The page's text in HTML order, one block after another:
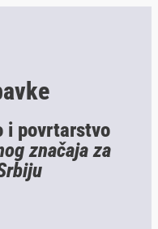
i povrtarstvo
značaja za